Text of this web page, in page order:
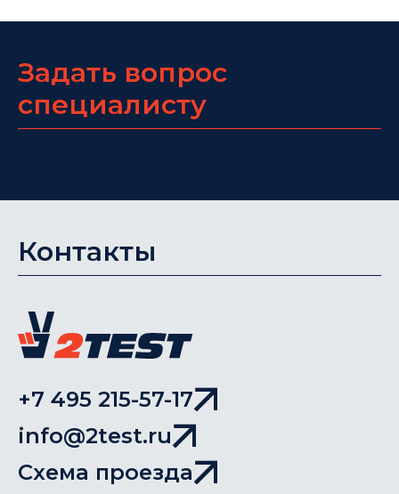
Задать вопрос
специалисту
Контакты
+7 495 215-57-17
info@2test.ru
Схема проезда